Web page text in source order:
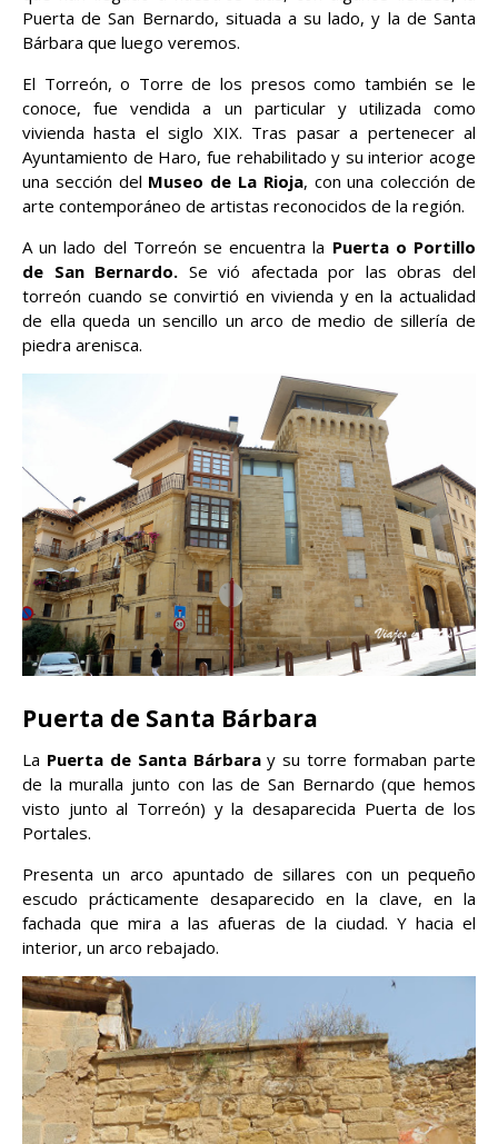
Puerta de San Bernardo, situada a su lado, y la de Santa
Bárbara que luego veremos.
El Torreón, o Torre de los presos como también se le
conoce, fue vendida a un particular y utilizada como
vivienda hasta el siglo XIX. Tras pasar a pertenecer al
Ayuntamiento de Haro, fue rehabilitado y su interior acoge
una sección del Museo de La Rioja, con una colección de
arte contemporáneo de artistas reconocidos de la región.
A un lado del Torreón se encuentra la Puerta o Portillo
de San Bernardo. Se vió afectada por las obras del
torreón cuando se convirtió en vivienda y en la actualidad
de ella queda un sencillo un arco de medio de sillería de
piedra arenisca.
Puerta de Santa Bárbara
La Puerta de Santa Bárbaray su torre formaban parte
de la muralla junto con las de San Bernardo (que hemos
visto junto al Torreón) y la desaparecida Puerta de los
Portales.
Presenta un arco apuntado de sillares con un pequeño
escudo prácticamente desaparecido en la clave, en la
fachada que mira a las afueras de la ciudad. Y hacia el
interior, un arco rebajado.